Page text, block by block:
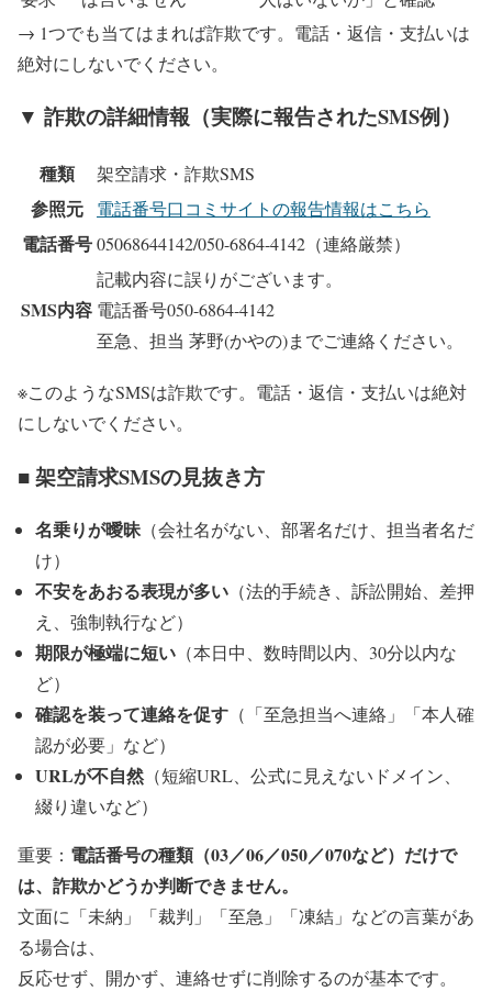
→ 1つでも当てはまれば詐欺です。電話・返信・支払いは
絶対にしないでください。
▼ 詐欺の詳細情報（実際に報告されたSMS例）
種類 架空請求・詐欺SMS
参照元 電話番号口コミサイトの報告情報はこちら
電話番号 05068644142/050-6864-4142 （連絡厳禁）
SMS内容
記載内容に誤りがございます。
電話番号050-6864-4142
至急、担当 茅野(かやの)までご連絡ください。
※このようなSMSは詐欺です。電話・返信・支払いは絶対
にしないでください。
■ 架空請求SMSの見抜き方
名乗りが曖昧 （会社名がない、部署名だけ、担当者名だ
け）
不安をあおる表現が多い （法的手続き、訴訟開始、差押
え、強制執行など）
期限が極端に短い （本日中、数時間以内、30分以内な
ど）
確認を装って連絡を促す （「至急担当へ連絡」「本人確
認が必要」など）
URLが不自然 （短縮URL、公式に見えないドメイン、
綴り違いなど）
重要： 電話番号の種類（03／06／050／070など）だけで
は、詐欺かどうか判断できません。
文面に「未納」「裁判」「至急」「凍結」などの言葉があ
る場合は、
反応せず、開かず、連絡せずに削除するのが基本です。